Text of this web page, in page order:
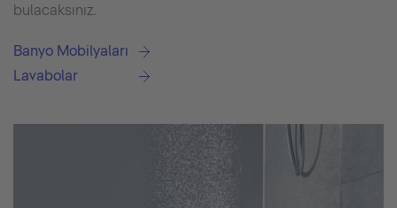
bulacaksınız.
Banyo Mobilyaları
Lavabolar